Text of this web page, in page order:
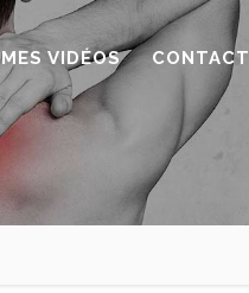
MES VIDÉOS CONTACT